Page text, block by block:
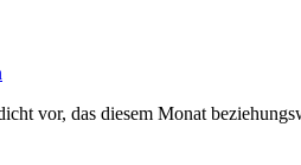
vor, das diesem Monat